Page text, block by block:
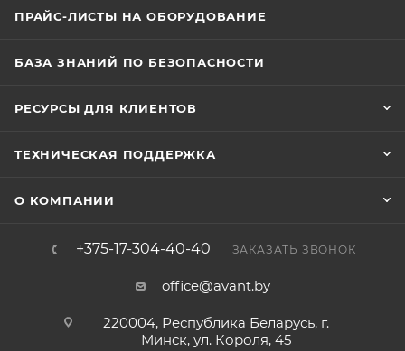
ПРАЙС-ЛИСТЫ НА ОБОРУДОВАНИЕ
БАЗА ЗНАНИЙ ПО БЕЗОПАСНОСТИ
РЕСУРСЫ ДЛЯ КЛИЕНТОВ
ТЕХНИЧЕСКАЯ ПОДДЕРЖКА
О КОМПАНИИ
+375-17-304-40-40 ЗАКАЗАТЬ ЗВОНОК
office@avant.by
220004, Республика Беларусь, г.
Минск, ул. Короля, 45